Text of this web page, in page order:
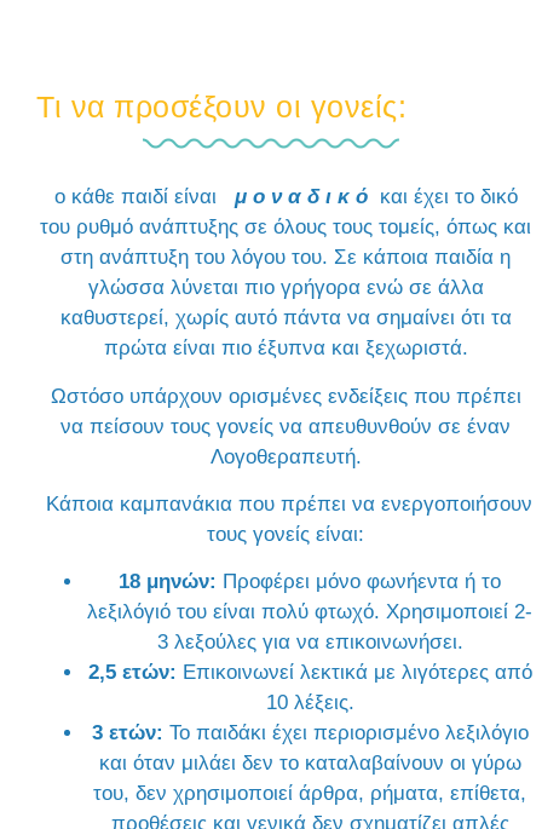
Τι να προσέξουν οι γονείς:
ο κάθε παιδί είναι μ ο ν α δ ι κ όκαι έχει το δικό
του ρυθμό ανάπτυξης σε όλους τους τομείς, όπως και
στη ανάπτυξη του λόγου του. Σε κάποια παιδία η
γλώσσα λύνεται πιο γρήγορα ενώ σε άλλα
καθυστερεί, χωρίς αυτό πάντα να σημαίνει ότι τα
πρώτα είναι πιο έξυπνα και ξεχωριστά.
Ωστόσο υπάρχουν ορισμένες ενδείξεις που πρέπει
να πείσουν τους γονείς να απευθυνθούν σε έναν
Λογοθεραπευτή.
Κάποια καμπανάκια που πρέπει να ενεργοποιήσουν
τους γονείς είναι:
18 μηνών: Προφέρει μόνο φωνήεντα ή το
λεξιλόγιό του είναι πολύ φτωχό. Χρησιμοποιεί 2-
3 λεξούλες για να επικοινωνήσει.
2,5 ετών: Επικοινωνεί λεκτικά με λιγότερες από
10 λέξεις.
3 ετών: Το παιδάκι έχει περιορισμένο λεξιλόγιο
και όταν μιλάει δεν το καταλαβαίνουν οι γύρω
του, δεν χρησιμοποιεί άρθρα, ρήματα, επίθετα,
προθέσεις και γενικά δεν σχηματίζει απλές